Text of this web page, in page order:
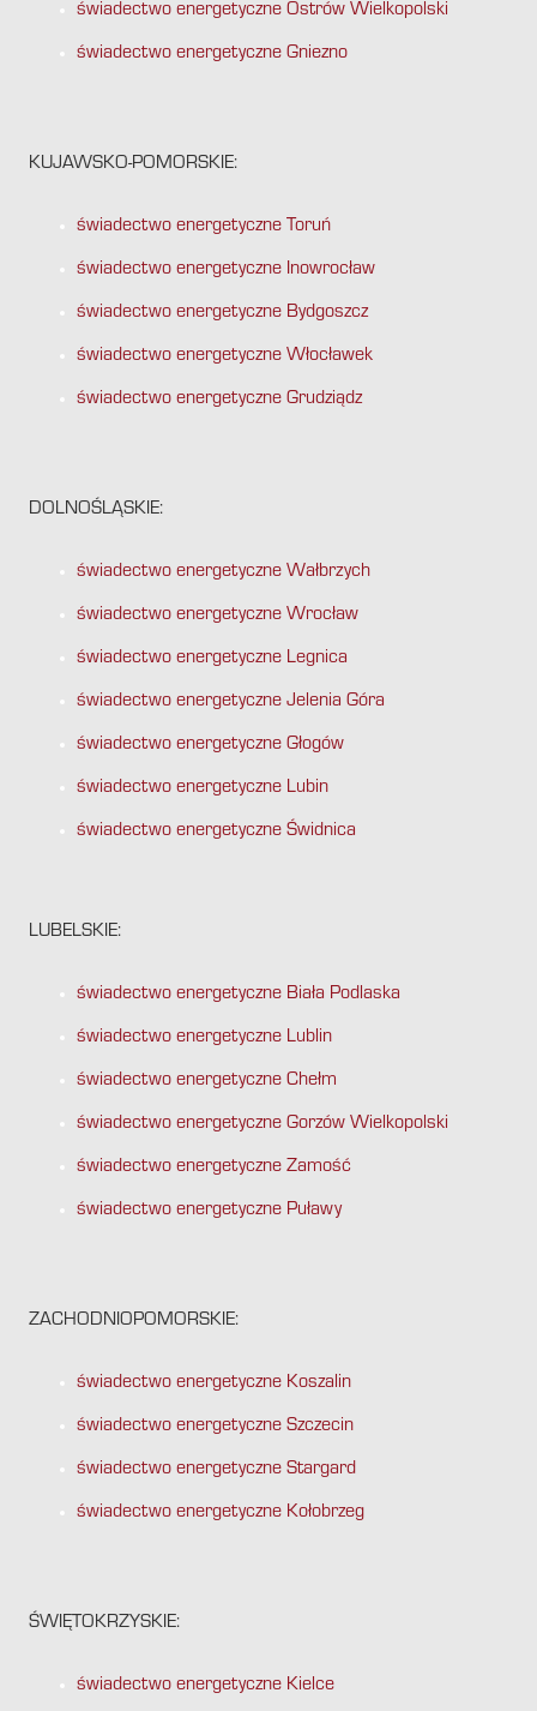
świadectwo energetyczne Ostrów Wielkopolski
świadectwo energetyczne Gniezno
KUJAWSKO-POMORSKIE:
świadectwo energetyczne Toruń
świadectwo energetyczne Inowrocław
świadectwo energetyczne Bydgoszcz
świadectwo energetyczne Włocławek
świadectwo energetyczne Grudziądz
DOLNOŚLĄSKIE:
świadectwo energetyczne Wałbrzych
świadectwo energetyczne Wrocław
świadectwo energetyczne Legnica
świadectwo energetyczne Jelenia Góra
świadectwo energetyczne Głogów
świadectwo energetyczne Lubin
świadectwo energetyczne Świdnica
LUBELSKIE:
świadectwo energetyczne Biała Podlaska
świadectwo energetyczne Lublin
świadectwo energetyczne Chełm
świadectwo energetyczne Gorzów Wielkopolski
świadectwo energetyczne Zamość
świadectwo energetyczne Puławy
ZACHODNIOPOMORSKIE:
świadectwo energetyczne Koszalin
świadectwo energetyczne Szczecin
świadectwo energetyczne Stargard
świadectwo energetyczne Kołobrzeg
ŚWIĘTOKRZYSKIE:
świadectwo energetyczne Kielce